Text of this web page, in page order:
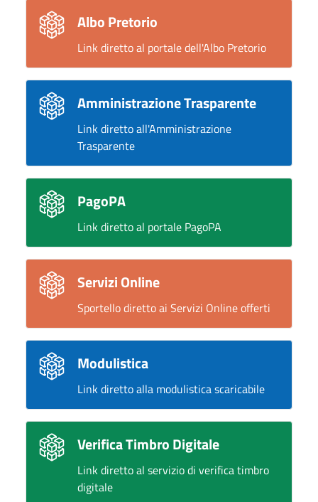
Albo Pretorio
Link diretto al portale dell'Albo Pretorio
Amministrazione Trasparente
Link diretto all'Amministrazione
Trasparente
PagoPA
Link diretto al portale PagoPA
Servizi Online
Sportello diretto ai Servizi Online offerti
Modulistica
Link diretto alla modulistica scaricabile
Verifica Timbro Digitale
Link diretto al servizio di verifica timbro
digitale